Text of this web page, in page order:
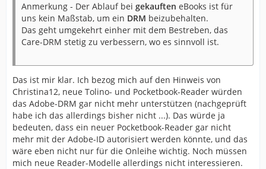
Anmerkung - Der Ablauf bei gekauften eBooks ist für
uns kein Maßstab, um ein DRM beizubehalten.
Das geht umgekehrt einher mit dem Bestreben, das
Care-DRM stetig zu verbessern, wo es sinnvoll ist.
Das ist mir klar. Ich bezog mich auf den Hinweis von
Christina12, neue Tolino- und Pocketbook-Reader würden
das Adobe-DRM gar nicht mehr unterstützen (nachgeprüft
habe ich das allerdings bisher nicht ...). Das würde ja
bedeuten, dass ein neuer Pocketbook-Reader gar nicht
mehr mit der Adobe-ID autorisiert werden könnte, und das
wäre eben nicht nur für die Onleihe wichtig. Noch müssen
mich neue Reader-Modelle allerdings nicht interessieren.